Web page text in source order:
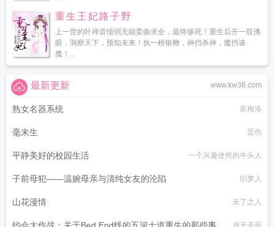
重生王妃路子野
上一世的叶禅音懦弱无能委曲求全，最终惨死！重生后开一双佛
眼，洞察天下，预知未来！执一根银鞭，神挡杀神，魔挡诛
魔！...
www.kw36.com
最新更新
熟女名器系统 富梅洛
毫末生 蛋伤
平静美好的校园生活 一个兴趣使然的牛头人
子前母犯——温婉母亲与清纯女友的沦陷 织梦人
山花漫情 未了之人
虚无圣母